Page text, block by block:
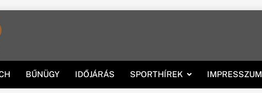
BŰNÜGY IDŐJÁRÁS SPORTHÍREK IMPRESSZUM